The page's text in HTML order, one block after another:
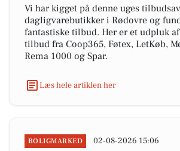
Vi har kigget på denne uges
dagligvarebutikker i Rødovre og
fantastiske tilbud. Her er et udpluk
tilbud fra Coop365, Føtex, LetKøb,
Rema 1000 og Spar.
Læs hele artiklen her
BOLIGMARKED 02-08-2026 15:06